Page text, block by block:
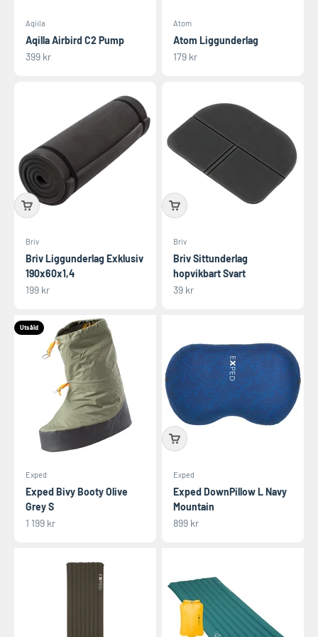
Aqiila
Aqilla Airbird C2 Pump
REA-pris
399 kr
Atom
Atom Liggunderlag
REA-pris
179 kr
Briv
Briv Liggunderlag Exklusiv
190x60x1,4
REA-pris
199 kr
Briv
Briv Sittunderlag
hopvikbart Svart
REA-pris
39 kr
Utsåld
Exped
Exped Bivy Booty Olive
Grey S
REA-pris
1 199 kr
Exped
Exped DownPillow L Navy
Mountain
REA-pris
899 kr